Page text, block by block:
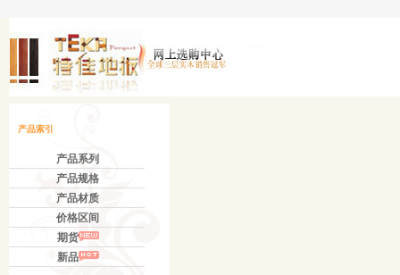
产品索引
产品系列
产品规格
产品材质
价格区间
期货
新品